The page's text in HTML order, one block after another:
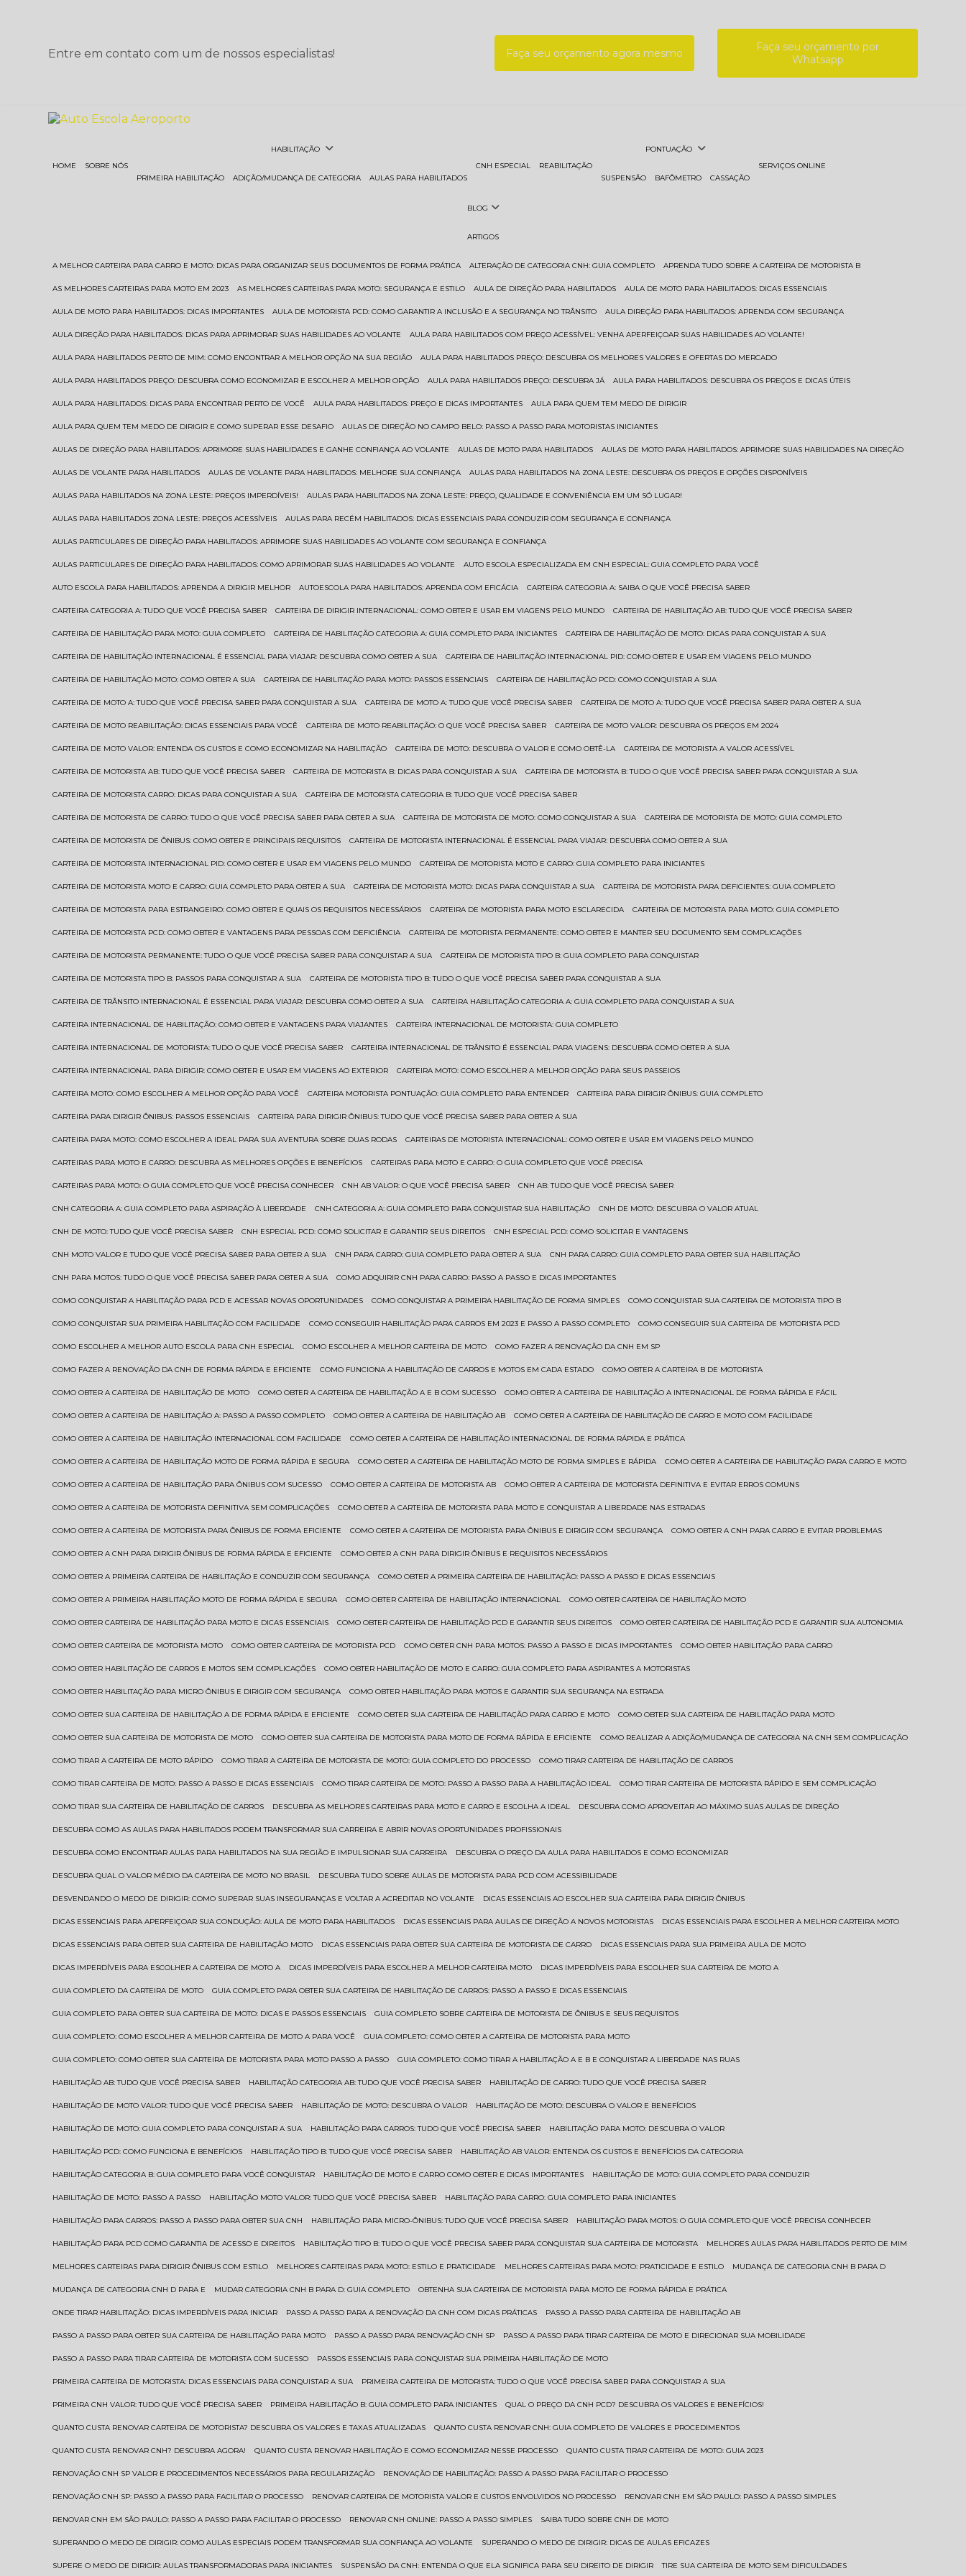
Entre em contato com um de nossos especialistas! Faça seu orçamento agora mesmo
Faça seu orçamento por
Whatsapp
HOME SOBRE NÓS
HABILITAÇÃO
PRIMEIRA HABILITAÇÃO ADIÇÃO/MUDANÇA DE CATEGORIA AULAS PARA HABILITADOS
CNH ESPECIAL REABILITAÇÃO
PONTUAÇÃO
SUSPENSÃO BAFÔMETRO CASSAÇÃO
SERVIÇOS ONLINE
BLOG
ARTIGOS
A MELHOR CARTEIRA PARA CARRO E MOTO: DICAS PARA ORGANIZAR SEUS DOCUMENTOS DE FORMA PRÁTICA ALTERAÇÃO DE CATEGORIA CNH: GUIA COMPLETO APRENDA TUDO SOBRE A CARTEIRA DE MOTORISTA B
AS MELHORES CARTEIRAS PARA MOTO EM 2023 AS MELHORES CARTEIRAS PARA MOTO: SEGURANÇA E ESTILO AULA DE DIREÇÃO PARA HABILITADOS AULA DE MOTO PARA HABILITADOS: DICAS ESSENCIAIS
AULA DE MOTO PARA HABILITADOS: DICAS IMPORTANTES AULA DE MOTORISTA PCD: COMO GARANTIR A INCLUSÃO E A SEGURANÇA NO TRÂNSITO AULA DIREÇÃO PARA HABILITADOS: APRENDA COM SEGURANÇA
AULA DIREÇÃO PARA HABILITADOS: DICAS PARA APRIMORAR SUAS HABILIDADES AO VOLANTE AULA PARA HABILITADOS COM PREÇO ACESSÍVEL: VENHA APERFEIÇOAR SUAS HABILIDADES AO VOLANTE!
AULA PARA HABILITADOS PERTO DE MIM: COMO ENCONTRAR A MELHOR OPÇÃO NA SUA REGIÃO AULA PARA HABILITADOS PREÇO: DESCUBRA OS MELHORES VALORES E OFERTAS DO MERCADO
AULA PARA HABILITADOS PREÇO: DESCUBRA COMO ECONOMIZAR E ESCOLHER A MELHOR OPÇÃO AULA PARA HABILITADOS PREÇO: DESCUBRA JÁ AULA PARA HABILITADOS: DESCUBRA OS PREÇOS E DICAS ÚTEIS
AULA PARA HABILITADOS: DICAS PARA ENCONTRAR PERTO DE VOCÊ AULA PARA HABILITADOS: PREÇO E DICAS IMPORTANTES AULA PARA QUEM TEM MEDO DE DIRIGIR
AULA PARA QUEM TEM MEDO DE DIRIGIR E COMO SUPERAR ESSE DESAFIO AULAS DE DIREÇÃO NO CAMPO BELO: PASSO A PASSO PARA MOTORISTAS INICIANTES
AULAS DE DIREÇÃO PARA HABILITADOS: APRIMORE SUAS HABILIDADES E GANHE CONFIANÇA AO VOLANTE AULAS DE MOTO PARA HABILITADOS AULAS DE MOTO PARA HABILITADOS: APRIMORE SUAS HABILIDADES NA DIREÇÃO
AULAS DE VOLANTE PARA HABILITADOS AULAS DE VOLANTE PARA HABILITADOS: MELHORE SUA CONFIANÇA AULAS PARA HABILITADOS NA ZONA LESTE: DESCUBRA OS PREÇOS E OPÇÕES DISPONÍVEIS
AULAS PARA HABILITADOS NA ZONA LESTE: PREÇOS IMPERDÍVEIS! AULAS PARA HABILITADOS NA ZONA LESTE: PREÇO, QUALIDADE E CONVENIÊNCIA EM UM SÓ LUGAR!
AULAS PARA HABILITADOS ZONA LESTE: PREÇOS ACESSÍVEIS AULAS PARA RECÉM HABILITADOS: DICAS ESSENCIAIS PARA CONDUZIR COM SEGURANÇA E CONFIANÇA
AULAS PARTICULARES DE DIREÇÃO PARA HABILITADOS: APRIMORE SUAS HABILIDADES AO VOLANTE COM SEGURANÇA E CONFIANÇA
AULAS PARTICULARES DE DIREÇÃO PARA HABILITADOS: COMO APRIMORAR SUAS HABILIDADES AO VOLANTE AUTO ESCOLA ESPECIALIZADA EM CNH ESPECIAL: GUIA COMPLETO PARA VOCÊ
AUTO ESCOLA PARA HABILITADOS: APRENDA A DIRIGIR MELHOR AUTOESCOLA PARA HABILITADOS: APRENDA COM EFICÁCIA CARTEIRA CATEGORIA A: SAIBA O QUE VOCÊ PRECISA SABER
CARTEIRA CATEGORIA A: TUDO QUE VOCÊ PRECISA SABER CARTEIRA DE DIRIGIR INTERNACIONAL: COMO OBTER E USAR EM VIAGENS PELO MUNDO CARTEIRA DE HABILITAÇÃO AB: TUDO QUE VOCÊ PRECISA SABER
CARTEIRA DE HABILITAÇÃO PARA MOTO: GUIA COMPLETO CARTEIRA DE HABILITAÇÃO CATEGORIA A: GUIA COMPLETO PARA INICIANTES CARTEIRA DE HABILITAÇÃO DE MOTO: DICAS PARA CONQUISTAR A SUA
CARTEIRA DE HABILITAÇÃO INTERNACIONAL É ESSENCIAL PARA VIAJAR: DESCUBRA COMO OBTER A SUA CARTEIRA DE HABILITAÇÃO INTERNACIONAL PID: COMO OBTER E USAR EM VIAGENS PELO MUNDO
CARTEIRA DE HABILITAÇÃO MOTO: COMO OBTER A SUA CARTEIRA DE HABILITAÇÃO PARA MOTO: PASSOS ESSENCIAIS CARTEIRA DE HABILITAÇÃO PCD: COMO CONQUISTAR A SUA
CARTEIRA DE MOTO A: TUDO QUE VOCÊ PRECISA SABER PARA CONQUISTAR A SUA CARTEIRA DE MOTO A: TUDO QUE VOCÊ PRECISA SABER CARTEIRA DE MOTO A: TUDO QUE VOCÊ PRECISA SABER PARA OBTER A SUA
CARTEIRA DE MOTO REABILITAÇÃO: DICAS ESSENCIAIS PARA VOCÊ CARTEIRA DE MOTO REABILITAÇÃO: O QUE VOCÊ PRECISA SABER CARTEIRA DE MOTO VALOR: DESCUBRA OS PREÇOS EM 2024
CARTEIRA DE MOTO VALOR: ENTENDA OS CUSTOS E COMO ECONOMIZAR NA HABILITAÇÃO CARTEIRA DE MOTO: DESCUBRA O VALOR E COMO OBTÊ-LA CARTEIRA DE MOTORISTA A VALOR ACESSÍVEL
CARTEIRA DE MOTORISTA AB: TUDO QUE VOCÊ PRECISA SABER CARTEIRA DE MOTORISTA B: DICAS PARA CONQUISTAR A SUA CARTEIRA DE MOTORISTA B: TUDO O QUE VOCÊ PRECISA SABER PARA CONQUISTAR A SUA
CARTEIRA DE MOTORISTA CARRO: DICAS PARA CONQUISTAR A SUA CARTEIRA DE MOTORISTA CATEGORIA B: TUDO QUE VOCÊ PRECISA SABER
CARTEIRA DE MOTORISTA DE CARRO: TUDO O QUE VOCÊ PRECISA SABER PARA OBTER A SUA CARTEIRA DE MOTORISTA DE MOTO: COMO CONQUISTAR A SUA CARTEIRA DE MOTORISTA DE MOTO: GUIA COMPLETO
CARTEIRA DE MOTORISTA DE ÔNIBUS: COMO OBTER E PRINCIPAIS REQUISITOS CARTEIRA DE MOTORISTA INTERNACIONAL É ESSENCIAL PARA VIAJAR: DESCUBRA COMO OBTER A SUA
CARTEIRA DE MOTORISTA INTERNACIONAL PID: COMO OBTER E USAR EM VIAGENS PELO MUNDO CARTEIRA DE MOTORISTA MOTO E CARRO: GUIA COMPLETO PARA INICIANTES
CARTEIRA DE MOTORISTA MOTO E CARRO: GUIA COMPLETO PARA OBTER A SUA CARTEIRA DE MOTORISTA MOTO: DICAS PARA CONQUISTAR A SUA CARTEIRA DE MOTORISTA PARA DEFICIENTES: GUIA COMPLETO
CARTEIRA DE MOTORISTA PARA ESTRANGEIRO: COMO OBTER E QUAIS OS REQUISITOS NECESSÁRIOS CARTEIRA DE MOTORISTA PARA MOTO ESCLARECIDA CARTEIRA DE MOTORISTA PARA MOTO: GUIA COMPLETO
CARTEIRA DE MOTORISTA PCD: COMO OBTER E VANTAGENS PARA PESSOAS COM DEFICIÊNCIA CARTEIRA DE MOTORISTA PERMANENTE: COMO OBTER E MANTER SEU DOCUMENTO SEM COMPLICAÇÕES
CARTEIRA DE MOTORISTA PERMANENTE: TUDO O QUE VOCÊ PRECISA SABER PARA CONQUISTAR A SUA CARTEIRA DE MOTORISTA TIPO B: GUIA COMPLETO PARA CONQUISTAR
CARTEIRA DE MOTORISTA TIPO B: PASSOS PARA CONQUISTAR A SUA CARTEIRA DE MOTORISTA TIPO B: TUDO O QUE VOCÊ PRECISA SABER PARA CONQUISTAR A SUA
CARTEIRA DE TRÂNSITO INTERNACIONAL É ESSENCIAL PARA VIAJAR: DESCUBRA COMO OBTER A SUA CARTEIRA HABILITAÇÃO CATEGORIA A: GUIA COMPLETO PARA CONQUISTAR A SUA
CARTEIRA INTERNACIONAL DE HABILITAÇÃO: COMO OBTER E VANTAGENS PARA VIAJANTES CARTEIRA INTERNACIONAL DE MOTORISTA: GUIA COMPLETO
CARTEIRA INTERNACIONAL DE MOTORISTA: TUDO O QUE VOCÊ PRECISA SABER CARTEIRA INTERNACIONAL DE TRÂNSITO É ESSENCIAL PARA VIAGENS: DESCUBRA COMO OBTER A SUA
CARTEIRA INTERNACIONAL PARA DIRIGIR: COMO OBTER E USAR EM VIAGENS AO EXTERIOR CARTEIRA MOTO: COMO ESCOLHER A MELHOR OPÇÃO PARA SEUS PASSEIOS
CARTEIRA MOTO: COMO ESCOLHER A MELHOR OPÇÃO PARA VOCÊ CARTEIRA MOTORISTA PONTUAÇÃO: GUIA COMPLETO PARA ENTENDER CARTEIRA PARA DIRIGIR ÔNIBUS: GUIA COMPLETO
CARTEIRA PARA DIRIGIR ÔNIBUS: PASSOS ESSENCIAIS CARTEIRA PARA DIRIGIR ÔNIBUS: TUDO QUE VOCÊ PRECISA SABER PARA OBTER A SUA
CARTEIRA PARA MOTO: COMO ESCOLHER A IDEAL PARA SUA AVENTURA SOBRE DUAS RODAS CARTEIRAS DE MOTORISTA INTERNACIONAL: COMO OBTER E USAR EM VIAGENS PELO MUNDO
CARTEIRAS PARA MOTO E CARRO: DESCUBRA AS MELHORES OPÇÕES E BENEFÍCIOS CARTEIRAS PARA MOTO E CARRO: O GUIA COMPLETO QUE VOCÊ PRECISA
CARTEIRAS PARA MOTO: O GUIA COMPLETO QUE VOCÊ PRECISA CONHECER CNH AB VALOR: O QUE VOCÊ PRECISA SABER CNH AB: TUDO QUE VOCÊ PRECISA SABER
CNH CATEGORIA A: GUIA COMPLETO PARA ASPIRAÇÃO À LIBERDADE CNH CATEGORIA A: GUIA COMPLETO PARA CONQUISTAR SUA HABILITAÇÃO CNH DE MOTO: DESCUBRA O VALOR ATUAL
CNH DE MOTO: TUDO QUE VOCÊ PRECISA SABER CNH ESPECIAL PCD: COMO SOLICITAR E GARANTIR SEUS DIREITOS CNH ESPECIAL PCD: COMO SOLICITAR E VANTAGENS
CNH MOTO VALOR E TUDO QUE VOCÊ PRECISA SABER PARA OBTER A SUA CNH PARA CARRO: GUIA COMPLETO PARA OBTER A SUA CNH PARA CARRO: GUIA COMPLETO PARA OBTER SUA HABILITAÇÃO
CNH PARA MOTOS: TUDO O QUE VOCÊ PRECISA SABER PARA OBTER A SUA COMO ADQUIRIR CNH PARA CARRO: PASSO A PASSO E DICAS IMPORTANTES
COMO CONQUISTAR A HABILITAÇÃO PARA PCD E ACESSAR NOVAS OPORTUNIDADES COMO CONQUISTAR A PRIMEIRA HABILITAÇÃO DE FORMA SIMPLES COMO CONQUISTAR SUA CARTEIRA DE MOTORISTA TIPO B
COMO CONQUISTAR SUA PRIMEIRA HABILITAÇÃO COM FACILIDADE COMO CONSEGUIR HABILITAÇÃO PARA CARROS EM 2023 E PASSO A PASSO COMPLETO COMO CONSEGUIR SUA CARTEIRA DE MOTORISTA PCD
COMO ESCOLHER A MELHOR AUTO ESCOLA PARA CNH ESPECIAL COMO ESCOLHER A MELHOR CARTEIRA DE MOTO COMO FAZER A RENOVAÇÃO DA CNH EM SP
COMO FAZER A RENOVAÇÃO DA CNH DE FORMA RÁPIDA E EFICIENTE COMO FUNCIONA A HABILITAÇÃO DE CARROS E MOTOS EM CADA ESTADO COMO OBTER A CARTEIRA B DE MOTORISTA
COMO OBTER A CARTEIRA DE HABILITAÇÃO DE MOTO COMO OBTER A CARTEIRA DE HABILITAÇÃO A E B COM SUCESSO COMO OBTER A CARTEIRA DE HABILITAÇÃO A INTERNACIONAL DE FORMA RÁPIDA E FÁCIL
COMO OBTER A CARTEIRA DE HABILITAÇÃO A: PASSO A PASSO COMPLETO COMO OBTER A CARTEIRA DE HABILITAÇÃO AB COMO OBTER A CARTEIRA DE HABILITAÇÃO DE CARRO E MOTO COM FACILIDADE
COMO OBTER A CARTEIRA DE HABILITAÇÃO INTERNACIONAL COM FACILIDADE COMO OBTER A CARTEIRA DE HABILITAÇÃO INTERNACIONAL DE FORMA RÁPIDA E PRÁTICA
COMO OBTER A CARTEIRA DE HABILITAÇÃO MOTO DE FORMA RÁPIDA E SEGURA COMO OBTER A CARTEIRA DE HABILITAÇÃO MOTO DE FORMA SIMPLES E RÁPIDA COMO OBTER A CARTEIRA DE HABILITAÇÃO PARA CARRO E MOTO
COMO OBTER A CARTEIRA DE HABILITAÇÃO PARA ÔNIBUS COM SUCESSO COMO OBTER A CARTEIRA DE MOTORISTA AB COMO OBTER A CARTEIRA DE MOTORISTA DEFINITIVA E EVITAR ERROS COMUNS
COMO OBTER A CARTEIRA DE MOTORISTA DEFINITIVA SEM COMPLICAÇÕES COMO OBTER A CARTEIRA DE MOTORISTA PARA MOTO E CONQUISTAR A LIBERDADE NAS ESTRADAS
COMO OBTER A CARTEIRA DE MOTORISTA PARA ÔNIBUS DE FORMA EFICIENTE COMO OBTER A CARTEIRA DE MOTORISTA PARA ÔNIBUS E DIRIGIR COM SEGURANÇA COMO OBTER A CNH PARA CARRO E EVITAR PROBLEMAS
COMO OBTER A CNH PARA DIRIGIR ÔNIBUS DE FORMA RÁPIDA E EFICIENTE COMO OBTER A CNH PARA DIRIGIR ÔNIBUS E REQUISITOS NECESSÁRIOS
COMO OBTER A PRIMEIRA CARTEIRA DE HABILITAÇÃO E CONDUZIR COM SEGURANÇA COMO OBTER A PRIMEIRA CARTEIRA DE HABILITAÇÃO: PASSO A PASSO E DICAS ESSENCIAIS
COMO OBTER A PRIMEIRA HABILITAÇÃO MOTO DE FORMA RÁPIDA E SEGURA COMO OBTER CARTEIRA DE HABILITAÇÃO INTERNACIONAL COMO OBTER CARTEIRA DE HABILITAÇÃO MOTO
COMO OBTER CARTEIRA DE HABILITAÇÃO PARA MOTO E DICAS ESSENCIAIS COMO OBTER CARTEIRA DE HABILITAÇÃO PCD E GARANTIR SEUS DIREITOS COMO OBTER CARTEIRA DE HABILITAÇÃO PCD E GARANTIR SUA AUTONOMIA
COMO OBTER CARTEIRA DE MOTORISTA MOTO COMO OBTER CARTEIRA DE MOTORISTA PCD COMO OBTER CNH PARA MOTOS: PASSO A PASSO E DICAS IMPORTANTES COMO OBTER HABILITAÇÃO PARA CARRO
COMO OBTER HABILITAÇÃO DE CARROS E MOTOS SEM COMPLICAÇÕES COMO OBTER HABILITAÇÃO DE MOTO E CARRO: GUIA COMPLETO PARA ASPIRANTES A MOTORISTAS
COMO OBTER HABILITAÇÃO PARA MICRO ÔNIBUS E DIRIGIR COM SEGURANÇA COMO OBTER HABILITAÇÃO PARA MOTOS E GARANTIR SUA SEGURANÇA NA ESTRADA
COMO OBTER SUA CARTEIRA DE HABILITAÇÃO A DE FORMA RÁPIDA E EFICIENTE COMO OBTER SUA CARTEIRA DE HABILITAÇÃO PARA CARRO E MOTO COMO OBTER SUA CARTEIRA DE HABILITAÇÃO PARA MOTO
COMO OBTER SUA CARTEIRA DE MOTORISTA DE MOTO COMO OBTER SUA CARTEIRA DE MOTORISTA PARA MOTO DE FORMA RÁPIDA E EFICIENTE COMO REALIZAR A ADIÇÃO/MUDANÇA DE CATEGORIA NA CNH SEM COMPLICAÇÃO
COMO TIRAR A CARTEIRA DE MOTO RÁPIDO COMO TIRAR A CARTEIRA DE MOTORISTA DE MOTO: GUIA COMPLETO DO PROCESSO COMO TIRAR CARTEIRA DE HABILITAÇÃO DE CARROS
COMO TIRAR CARTEIRA DE MOTO: PASSO A PASSO E DICAS ESSENCIAIS COMO TIRAR CARTEIRA DE MOTO: PASSO A PASSO PARA A HABILITAÇÃO IDEAL COMO TIRAR CARTEIRA DE MOTORISTA RÁPIDO E SEM COMPLICAÇÃO
COMO TIRAR SUA CARTEIRA DE HABILITAÇÃO DE CARROS DESCUBRA AS MELHORES CARTEIRAS PARA MOTO E CARRO E ESCOLHA A IDEAL DESCUBRA COMO APROVEITAR AO MÁXIMO SUAS AULAS DE DIREÇÃO
DESCUBRA COMO AS AULAS PARA HABILITADOS PODEM TRANSFORMAR SUA CARREIRA E ABRIR NOVAS OPORTUNIDADES PROFISSIONAIS
DESCUBRA COMO ENCONTRAR AULAS PARA HABILITADOS NA SUA REGIÃO E IMPULSIONAR SUA CARREIRA DESCUBRA O PREÇO DA AULA PARA HABILITADOS E COMO ECONOMIZAR
DESCUBRA QUAL O VALOR MÉDIO DA CARTEIRA DE MOTO NO BRASIL DESCUBRA TUDO SOBRE AULAS DE MOTORISTA PARA PCD COM ACESSIBILIDADE
DESVENDANDO O MEDO DE DIRIGIR: COMO SUPERAR SUAS INSEGURANÇAS E VOLTAR A ACREDITAR NO VOLANTE DICAS ESSENCIAIS AO ESCOLHER SUA CARTEIRA PARA DIRIGIR ÔNIBUS
DICAS ESSENCIAIS PARA APERFEIÇOAR SUA CONDUÇÃO: AULA DE MOTO PARA HABILITADOS DICAS ESSENCIAIS PARA AULAS DE DIREÇÃO A NOVOS MOTORISTAS DICAS ESSENCIAIS PARA ESCOLHER A MELHOR CARTEIRA MOTO
DICAS ESSENCIAIS PARA OBTER SUA CARTEIRA DE HABILITAÇÃO MOTO DICAS ESSENCIAIS PARA OBTER SUA CARTEIRA DE MOTORISTA DE CARRO DICAS ESSENCIAIS PARA SUA PRIMEIRA AULA DE MOTO
DICAS IMPERDÍVEIS PARA ESCOLHER A CARTEIRA DE MOTO A DICAS IMPERDÍVEIS PARA ESCOLHER A MELHOR CARTEIRA MOTO DICAS IMPERDÍVEIS PARA ESCOLHER SUA CARTEIRA DE MOTO A
GUIA COMPLETO DA CARTEIRA DE MOTO GUIA COMPLETO PARA OBTER SUA CARTEIRA DE HABILITAÇÃO DE CARROS: PASSO A PASSO E DICAS ESSENCIAIS
GUIA COMPLETO PARA OBTER SUA CARTEIRA DE MOTO: DICAS E PASSOS ESSENCIAIS GUIA COMPLETO SOBRE CARTEIRA DE MOTORISTA DE ÔNIBUS E SEUS REQUISITOS
GUIA COMPLETO: COMO ESCOLHER A MELHOR CARTEIRA DE MOTO A PARA VOCÊ GUIA COMPLETO: COMO OBTER A CARTEIRA DE MOTORISTA PARA MOTO
GUIA COMPLETO: COMO OBTER SUA CARTEIRA DE MOTORISTA PARA MOTO PASSO A PASSO GUIA COMPLETO: COMO TIRAR A HABILITAÇÃO A E B E CONQUISTAR A LIBERDADE NAS RUAS
HABILITAÇÃO AB: TUDO QUE VOCÊ PRECISA SABER HABILITAÇÃO CATEGORIA AB: TUDO QUE VOCÊ PRECISA SABER HABILITAÇÃO DE CARRO: TUDO QUE VOCÊ PRECISA SABER
HABILITAÇÃO DE MOTO VALOR: TUDO QUE VOCÊ PRECISA SABER HABILITAÇÃO DE MOTO: DESCUBRA O VALOR HABILITAÇÃO DE MOTO: DESCUBRA O VALOR E BENEFÍCIOS
HABILITAÇÃO DE MOTO: GUIA COMPLETO PARA CONQUISTAR A SUA HABILITAÇÃO PARA CARROS: TUDO QUE VOCÊ PRECISA SABER HABILITAÇÃO PARA MOTO: DESCUBRA O VALOR
HABILITAÇÃO PCD: COMO FUNCIONA E BENEFÍCIOS HABILITAÇÃO TIPO B: TUDO QUE VOCÊ PRECISA SABER HABILITAÇÃO AB VALOR: ENTENDA OS CUSTOS E BENEFÍCIOS DA CATEGORIA
HABILITAÇÃO CATEGORIA B: GUIA COMPLETO PARA VOCÊ CONQUISTAR HABILITAÇÃO DE MOTO E CARRO COMO OBTER E DICAS IMPORTANTES HABILITAÇÃO DE MOTO: GUIA COMPLETO PARA CONDUZIR
HABILITAÇÃO DE MOTO: PASSO A PASSO HABILITAÇÃO MOTO VALOR: TUDO QUE VOCÊ PRECISA SABER HABILITAÇÃO PARA CARRO: GUIA COMPLETO PARA INICIANTES
HABILITAÇÃO PARA CARROS: PASSO A PASSO PARA OBTER SUA CNH HABILITAÇÃO PARA MICRO-ÔNIBUS: TUDO QUE VOCÊ PRECISA SABER HABILITAÇÃO PARA MOTOS: O GUIA COMPLETO QUE VOCÊ PRECISA CONHECER
HABILITAÇÃO PARA PCD COMO GARANTIA DE ACESSO E DIREITOS HABILITAÇÃO TIPO B: TUDO O QUE VOCÊ PRECISA SABER PARA CONQUISTAR SUA CARTEIRA DE MOTORISTA MELHORES AULAS PARA HABILITADOS PERTO DE MIM
MELHORES CARTEIRAS PARA DIRIGIR ÔNIBUS COM ESTILO MELHORES CARTEIRAS PARA MOTO: ESTILO E PRATICIDADE MELHORES CARTEIRAS PARA MOTO: PRATICIDADE E ESTILO MUDANÇA DE CATEGORIA CNH B PARA D
MUDANÇA DE CATEGORIA CNH D PARA E MUDAR CATEGORIA CNH B PARA D: GUIA COMPLETO OBTENHA SUA CARTEIRA DE MOTORISTA PARA MOTO DE FORMA RÁPIDA E PRÁTICA
ONDE TIRAR HABILITAÇÃO: DICAS IMPERDÍVEIS PARA INICIAR PASSO A PASSO PARA A RENOVAÇÃO DA CNH COM DICAS PRÁTICAS PASSO A PASSO PARA CARTEIRA DE HABILITAÇÃO AB
PASSO A PASSO PARA OBTER SUA CARTEIRA DE HABILITAÇÃO PARA MOTO PASSO A PASSO PARA RENOVAÇÃO CNH SP PASSO A PASSO PARA TIRAR CARTEIRA DE MOTO E DIRECIONAR SUA MOBILIDADE
PASSO A PASSO PARA TIRAR CARTEIRA DE MOTORISTA COM SUCESSO PASSOS ESSENCIAIS PARA CONQUISTAR SUA PRIMEIRA HABILITAÇÃO DE MOTO
PRIMEIRA CARTEIRA DE MOTORISTA: DICAS ESSENCIAIS PARA CONQUISTAR A SUA PRIMEIRA CARTEIRA DE MOTORISTA: TUDO O QUE VOCÊ PRECISA SABER PARA CONQUISTAR A SUA
PRIMEIRA CNH VALOR: TUDO QUE VOCÊ PRECISA SABER PRIMEIRA HABILITAÇÃO B: GUIA COMPLETO PARA INICIANTES QUAL O PREÇO DA CNH PCD? DESCUBRA OS VALORES E BENEFÍCIOS!
QUANTO CUSTA RENOVAR CARTEIRA DE MOTORISTA? DESCUBRA OS VALORES E TAXAS ATUALIZADAS QUANTO CUSTA RENOVAR CNH: GUIA COMPLETO DE VALORES E PROCEDIMENTOS
QUANTO CUSTA RENOVAR CNH? DESCUBRA AGORA! QUANTO CUSTA RENOVAR HABILITAÇÃO E COMO ECONOMIZAR NESSE PROCESSO QUANTO CUSTA TIRAR CARTEIRA DE MOTO: GUIA 2023
RENOVAÇÃO CNH SP VALOR E PROCEDIMENTOS NECESSÁRIOS PARA REGULARIZAÇÃO RENOVAÇÃO DE HABILITAÇÃO: PASSO A PASSO PARA FACILITAR O PROCESSO
RENOVAÇÃO CNH SP: PASSO A PASSO PARA FACILITAR O PROCESSO RENOVAR CARTEIRA DE MOTORISTA VALOR E CUSTOS ENVOLVIDOS NO PROCESSO RENOVAR CNH EM SÃO PAULO: PASSO A PASSO SIMPLES
RENOVAR CNH EM SÃO PAULO: PASSO A PASSO PARA FACILITAR O PROCESSO RENOVAR CNH ONLINE: PASSO A PASSO SIMPLES SAIBA TUDO SOBRE CNH DE MOTO
SUPERANDO O MEDO DE DIRIGIR: COMO AULAS ESPECIAIS PODEM TRANSFORMAR SUA CONFIANÇA AO VOLANTE SUPERANDO O MEDO DE DIRIGIR: DICAS DE AULAS EFICAZES
SUPERE O MEDO DE DIRIGIR: AULAS TRANSFORMADORAS PARA INICIANTES SUSPENSÃO DA CNH: ENTENDA O QUE ELA SIGNIFICA PARA SEU DIREITO DE DIRIGIR TIRE SUA CARTEIRA DE MOTO SEM DIFICULDADES